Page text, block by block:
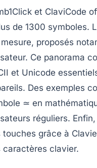
et ClaviCode
de 1300 symboles.
proposés
Ce panorama
et Unicode
Des exemples
≃ en
réguliers.
touches grâce à
caractères clavier.